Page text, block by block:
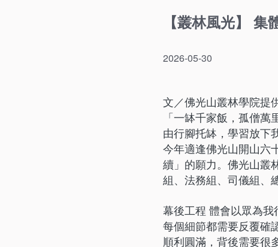
【叢林風光】
2026-05-30
文／佛光山叢林學院提
「一缽千家飯，孤僧
由行腳托缽，學習放下
今年適逢佛光山開山六
續」的願力。佛光山叢
組、法務組、司儀組、
幕後工程 體會以眾為我
每個細節都需要反覆確
順利圓滿，背後需要很